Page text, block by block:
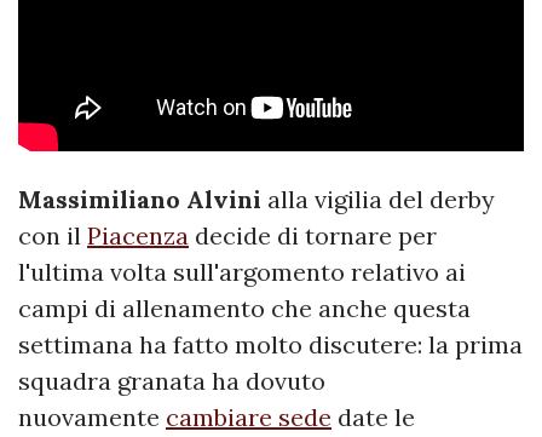
Massimiliano Alvini alla vigilia del derby
con il Piacenza decide di tornare per
l'ultima volta sull'argomento relativo ai
campi di allenamento che anche questa
settimana ha fatto molto discutere: la prima
squadra granata ha dovuto
nuovamente cambiare sede date le